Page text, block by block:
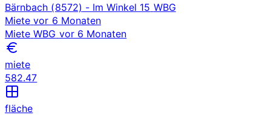
Bärnbach (8572) - Im Winkel 15 WBG
Miete vor 6 Monaten
Miete WBG vor 6 Monaten
miete
582.47
fläche